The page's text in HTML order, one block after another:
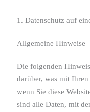
1. Datenschutz auf
Allgemeine Hinweise
Die folgenden
darüber, was mit
wenn Sie diese
sind alle Daten, mit